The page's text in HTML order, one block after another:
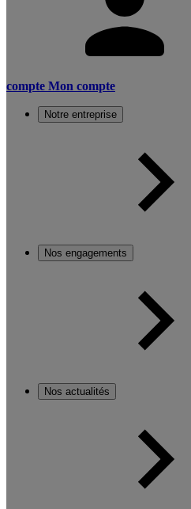
compte Mon compte
Notre entreprise
Nos engagements
Nos actualités